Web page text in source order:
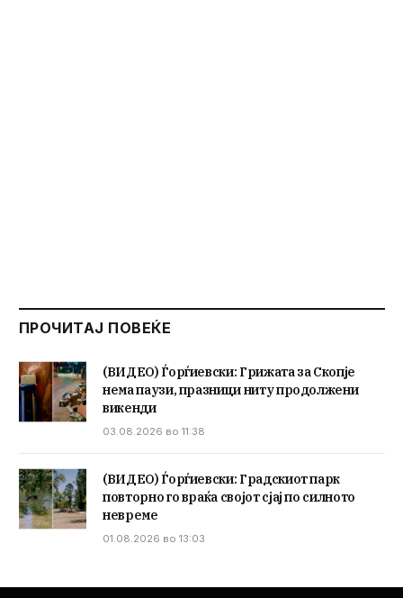
ПРОЧИТАЈ ПОВЕЌЕ
(ВИДЕО) Ѓорѓиевски: Грижата за Скопје
нема паузи, празници ниту продолжени
викенди
03.08.2026 во 11:38
(ВИДЕО) Ѓорѓиевски: Градскиот парк
повторно го враќа својот сјај по силното
невреме
01.08.2026 во 13:03